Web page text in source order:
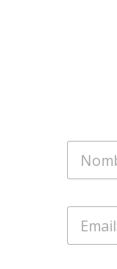
S
l
m
E
a